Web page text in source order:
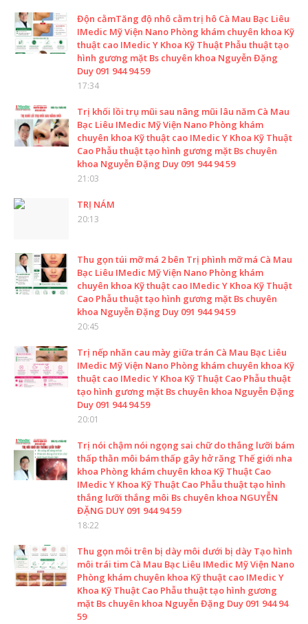
Độn cằmTăng độ nhô cằm trị hô Cà Mau Bạc Liêu
IMedic Mỹ Viện Nano Phòng khám chuyên khoa Kỹ
thuật cao IMedic Y Khoa Kỹ Thuật Phẫu thuật tạo
hình gương mặt Bs chuyên khoa Nguyễn Đặng
Duy 091 944 94 59
17:34
Trị khối lồi trụ mũi sau nâng mũi lâu năm Cà Mau
Bạc Liêu IMedic Mỹ Viện Nano Phòng khám
chuyên khoa Kỹ thuật cao IMedic Y Khoa Kỹ Thuật
Cao Phẫu thuật tạo hình gương mặt Bs chuyên
khoa Nguyễn Đặng Duy 091 944 94 59
21:03
TRỊ NÁM
20:13
Thu gọn túi mỡ má 2 bên Trị phình mỡ má Cà Mau
Bạc Liêu IMedic Mỹ Viện Nano Phòng khám
chuyên khoa Kỹ thuật cao IMedic Y Khoa Kỹ Thuật
Cao Phẫu thuật tạo hình gương mặt Bs chuyên
khoa Nguyễn Đặng Duy 091 944 94 59
20:45
Trị nếp nhăn cau mày giữa trán Cà Mau Bạc Liêu
IMedic Mỹ Viện Nano Phòng khám chuyên khoa Kỹ
thuật cao IMedic Y Khoa Kỹ Thuật Cao Phẫu thuật
tạo hình gương mặt Bs chuyên khoa Nguyễn Đặng
Duy 091 944 94 59
20:01
Trị nói chậm nói ngọng sai chữ do thắng lưỡi bám
thấp thằn môi bám thấp gây hở răng Thế giới nha
khoa Phòng khám chuyên khoa Kỹ Thuật Cao
IMedic Y Khoa Kỹ Thuật Cao Phẫu thuật tạo hình
thắng lưỡi thắng môi Bs chuyên khoa NGUYỄN
ĐẶNG DUY 091 944 94 59
18:22
Thu gọn môi trên bị dày môi dưới bị dày Tạo hình
môi trái tim Cà Mau Bạc Liêu IMedic Mỹ Viện Nano
Phòng khám chuyên khoa Kỹ thuật cao IMedic Y
Khoa Kỹ Thuật Cao Phẫu thuật tạo hình gương
mặt Bs chuyên khoa Nguyễn Đặng Duy 091 944 94
59